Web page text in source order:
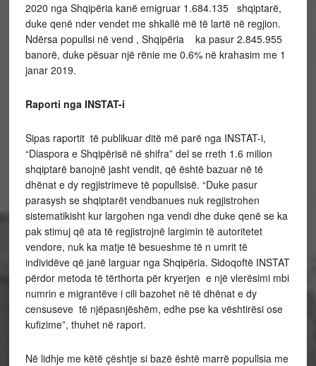
2020 nga Shqipëria kanë emigruar 1.684.135 shqiptarë,
duke qenë nder vendet me shkallë më të lartë në regjion.
Ndërsa popullsi në vend , Shqipëria ka pasur 2.845.955
banorë, duke pësuar një rënie me 0.6% në krahasim me 1
janar 2019.
Raporti nga INSTAT-i
Sipas raportit të publikuar ditë më parë nga INSTAT-i,
“Diaspora e Shqipërisë në shifra” del se rreth 1.6 milion
shqiptarë banojnë jasht vendit, që është bazuar në të
dhënat e dy regjistrimeve të popullsisë. “Duke pasur
parasysh se shqiptarët vendbanues nuk regjistrohen
sistematikisht kur largohen nga vendi dhe duke qenë se ka
pak stimuj që ata të regjistrojnë largimin të autoritetet
vendore, nuk ka matje të besueshme të n umrit të
individëve që janë larguar nga Shqipëria. Sidoqoftë INSTAT
përdor metoda të tërthorta për kryerjen e një vlerësimi mbi
numrin e migrantëve i cili bazohet në të dhënat e dy
censuseve të njëpasnjëshëm, edhe pse ka vështirësi ose
kufizime”, thuhet në raport.
Në lidhje me këtë çështje si bazë është marrë popullsia me